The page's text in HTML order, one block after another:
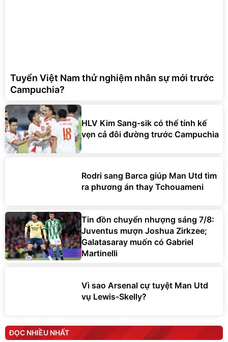
Tuyển Việt Nam thử nghiệm nhân sự mới trước
Campuchia?
HLV Kim Sang-sik có thể tính kế
vẹn cả đôi đường trước Campuchia
Rodri sang Barca giúp Man Utd tìm
ra phương án thay Tchouameni
Tin đồn chuyển nhượng sáng 7/8:
Juventus mượn Joshua Zirkzee;
Galatasaray muốn có Gabriel
Martinelli
Vì sao Arsenal cự tuyệt Man Utd
vụ Lewis-Skelly?
ĐỌC NHIỀU NHẤT